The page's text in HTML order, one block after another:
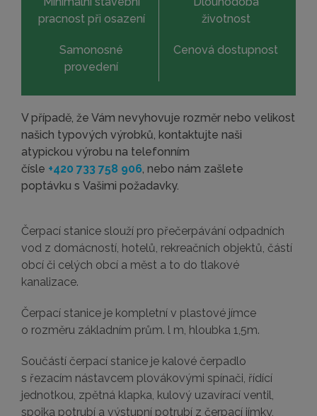
pracnost při osazení
Samonosné
provedení
životnost
Cenová dostupnost
V případě, že Vám nevyhovuje rozměr nebo velikost
našich typových výrobků, kontaktujte naši
atypickou výrobu na telefonním
čísle +420 733 758 906, nebo nám zašlete
poptávku s Vašimi požadavky.
Čerpací stanice slouží pro přečerpávání odpadních
vod z domácností, hotelů, rekreačních objektů, částí
obcí či celých obcí a měst a to do tlakové
kanalizace.
Čerpací stanice je kompletní v plastové jímce
o rozměru základním prům. l m, hloubka 1,5m.
Součástí čerpací stanice je kalové čerpadlo
s řezacím nástavcem plovákovými spínači, řídící
jednotkou, zpětná klapka, kulový uzavírací ventil,
spojka potrubí a výstupní potrubí z čerpací jímky,